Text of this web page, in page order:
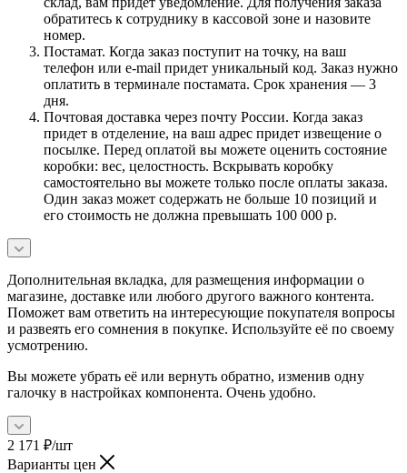
обратитесь к сотруднику в кассовой зоне и назовите
номер.
Постамат. Когда заказ поступит на точку, на ваш
телефон или e-mail придет уникальный код. Заказ нужно
оплатить в терминале постамата. Срок хранения — 3
дня.
Почтовая доставка через почту России. Когда заказ
придет в отделение, на ваш адрес придет извещение о
посылке. Перед оплатой вы можете оценить состояние
коробки: вес, целостность. Вскрывать коробку
самостоятельно вы можете только после оплаты заказа.
Один заказ может содержать не больше 10 позиций и
его стоимость не должна превышать 100 000 р.
Дополнительная вкладка, для размещения информации о
магазине, доставке или любого другого важного контента.
Поможет вам ответить на интересующие покупателя вопросы
и развеять его сомнения в покупке. Используйте её по своему
усмотрению.
Вы можете убрать её или вернуть обратно, изменив одну
галочку в настройках компонента. Очень удобно.
2 171 ₽/шт
Варианты цен